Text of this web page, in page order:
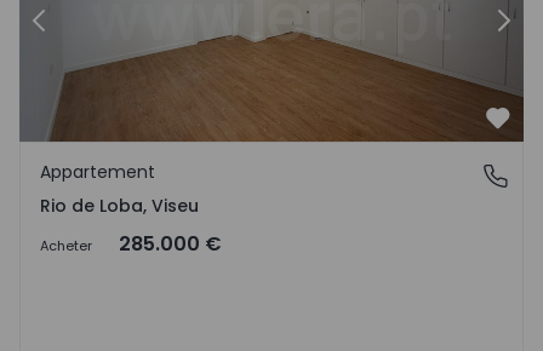
Précédent
Rio de Loba, Viseu
Appartement
Rio de Loba, Viseu
Acheter 285.000 €